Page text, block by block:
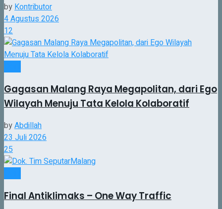
byKontributor
4 Agustus 2026
12
Gagasan Malang Raya Megapolitan, dari Ego
Wilayah Menuju Tata Kelola Kolaboratif
byAbdillah
23 Juli 2026
25
Final Antiklimaks – One Way Traffic